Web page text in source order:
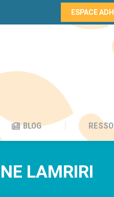
ESPACE
BLOG
LAMRIRI